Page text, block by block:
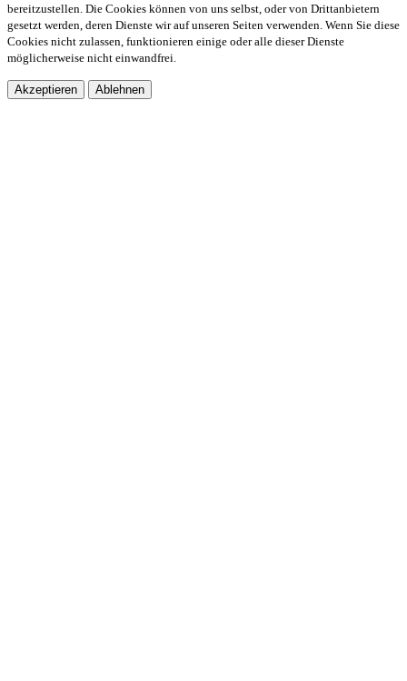
bereitzustellen. Die Cookies können von uns selbst, oder von Drittanbietern
gesetzt werden, deren Dienste wir auf unseren Seiten verwenden. Wenn Sie diese
Cookies nicht zulassen, funktionieren einige oder alle dieser Dienste
möglicherweise nicht einwandfrei.
Akzeptieren Ablehnen